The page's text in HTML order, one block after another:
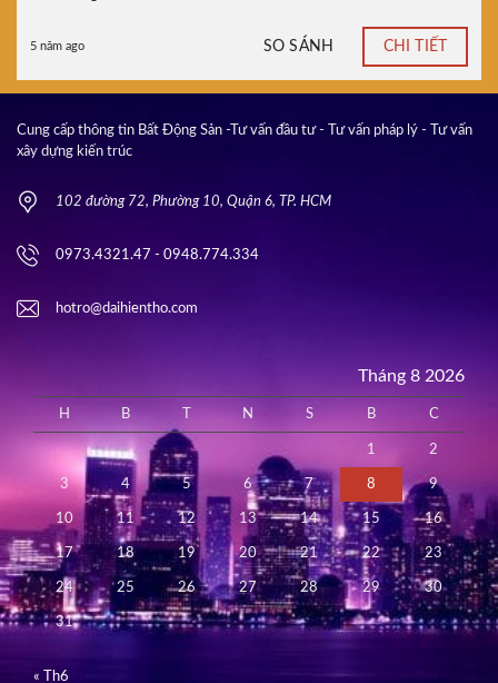
5 năm ago SO SÁNH CHI TIẾT
Cung cấp thông tin Bất Động Sản -Tư vấn đầu tư - Tư vấn pháp lý - Tư vấn
xây dựng kiến trúc
102 đường 72, Phường 10, Quận 6, TP. HCM
0973.4321.47 - 0948.774.334
hotro@daihientho.com
Tháng 8 2026
H B N S B C
1 2
3 4 5 6 7 8 9
10 11 12 13 14 15 16
17 18 19 20 21 22 23
24 25 26 27 28 29 30
31
« Th6